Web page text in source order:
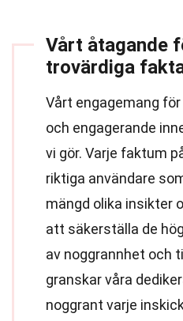
Vårt åtagande
trovärdiga
Vårt engagemang
och engagerande
vi gör. Varje faktum
riktiga användare
mängd olika insikter
att säkerställa de
av noggrannhet och
granskar våra
noggrant varje